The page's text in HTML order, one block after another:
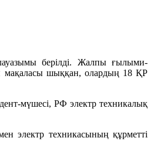
берілді. Жалпы ғылыми-
мақаласы шыққан, олардың 18 ҚР
мүшесі, РФ электр техникалық
электр техникасының құрметті